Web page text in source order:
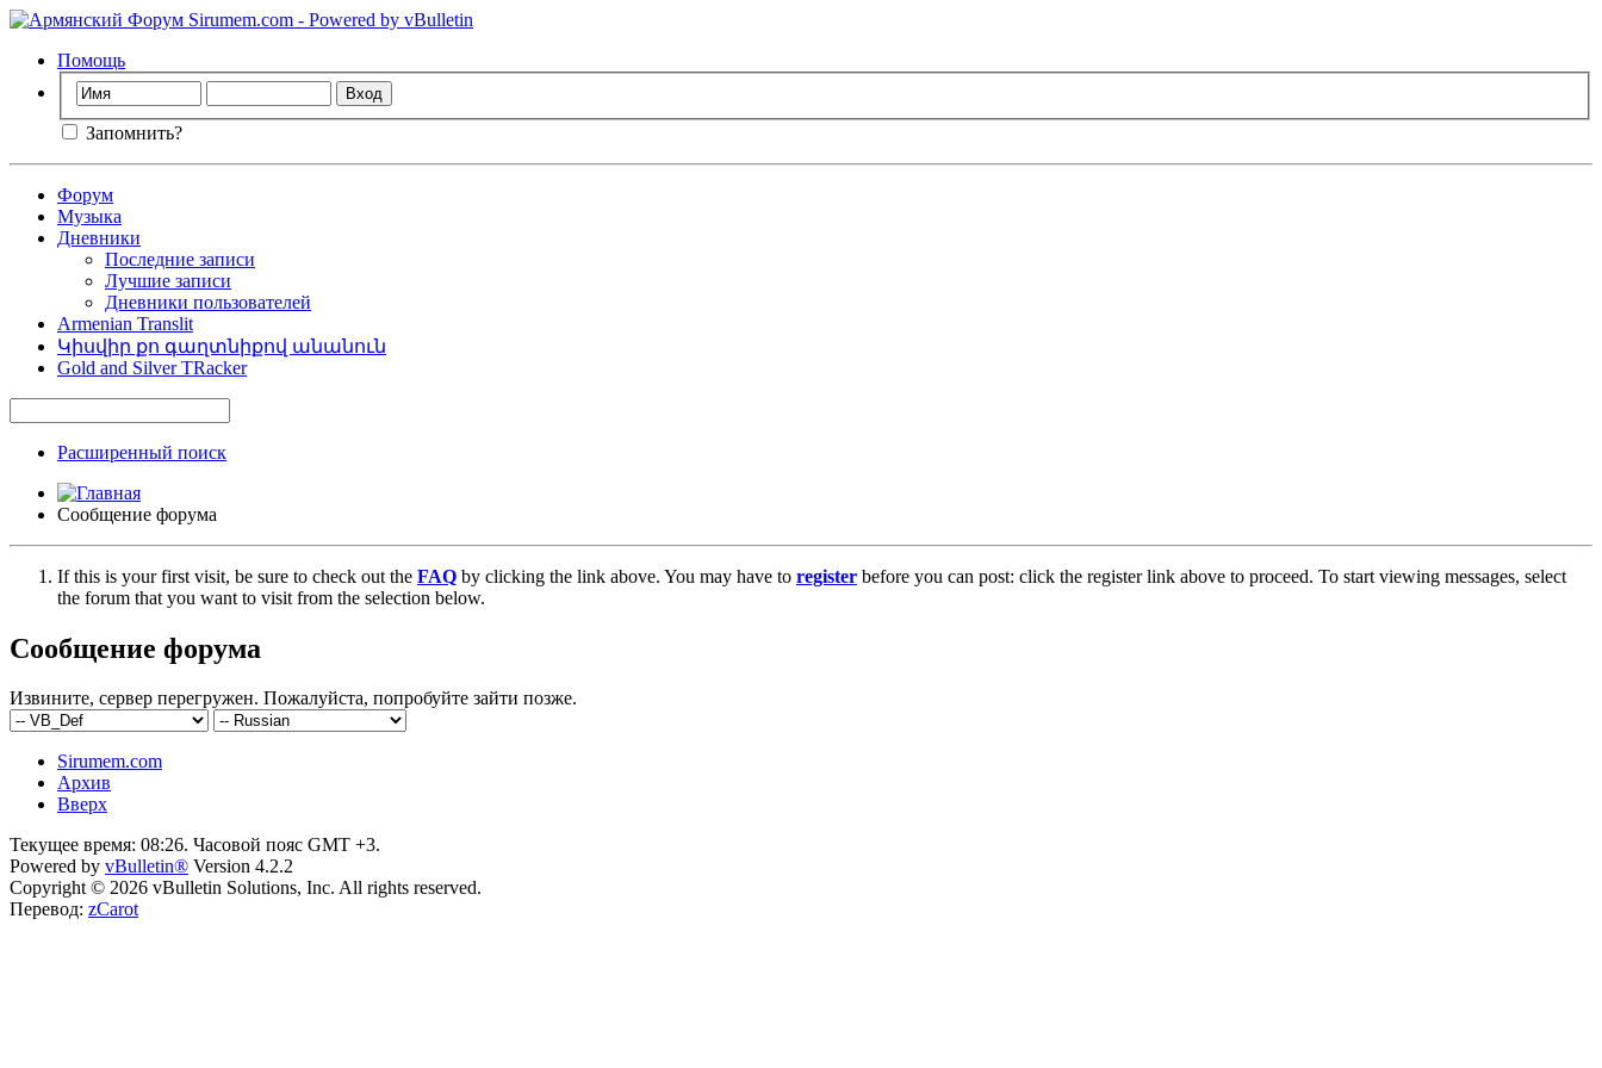
Помощь
Запомнить?
Форум
Музыка
Дневники
Последние записи
Лучшие записи
Дневники пользователей
Armenian Translit
Կիսվիր քո գաղտնիքով անանուն
Gold and Silver TRacker
Расширенный поиск
Сообщение форума
If this is your first visit, be sure to check out the FAQ by clicking the link above. You may have to register before you can post: click the register link above to proceed. To start viewing messages, select
the forum that you want to visit from the selection below.
Сообщение форума
Извините, сервер перегружен. Пожалуйста, попробуйте зайти позже.
Sirumem.com
Архив
Вверх
Текущее время: 08:26. Часовой пояс GMT +3.
Powered by vBulletin® Version 4.2.2
Copyright © 2026 vBulletin Solutions, Inc. All rights reserved.
Перевод: zCarot